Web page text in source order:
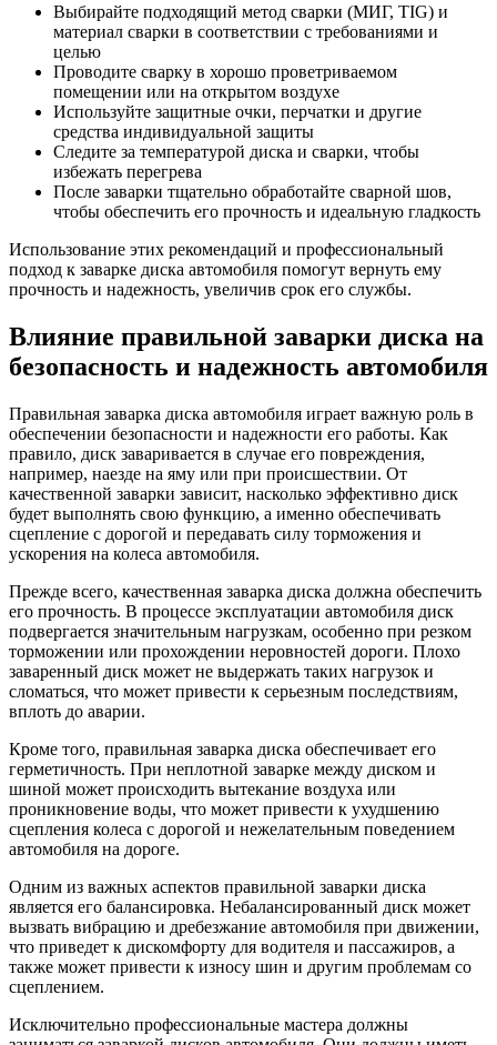
Выбирайте подходящий метод сварки (МИГ, TIG) и
материал сварки в соответствии с требованиями и
целью
Проводите сварку в хорошо проветриваемом
помещении или на открытом воздухе
Используйте защитные очки, перчатки и другие
средства индивидуальной защиты
Следите за температурой диска и сварки, чтобы
избежать перегрева
После заварки тщательно обработайте сварной шов,
чтобы обеспечить его прочность и идеальную гладкость
Использование этих рекомендаций и профессиональный
подход к заварке диска автомобиля помогут вернуть ему
прочность и надежность, увеличив срок его службы.
Влияние правильной заварки диска на
безопасность и надежность автомобиля
Правильная заварка диска автомобиля играет важную роль в
обеспечении безопасности и надежности его работы. Как
правило, диск заваривается в случае его повреждения,
например, наезде на яму или при происшествии. От
качественной заварки зависит, насколько эффективно диск
будет выполнять свою функцию, а именно обеспечивать
сцепление с дорогой и передавать силу торможения и
ускорения на колеса автомобиля.
Прежде всего, качественная заварка диска должна обеспечить
его прочность. В процессе эксплуатации автомобиля диск
подвергается значительным нагрузкам, особенно при резком
торможении или прохождении неровностей дороги. Плохо
заваренный диск может не выдержать таких нагрузок и
сломаться, что может привести к серьезным последствиям,
вплоть до аварии.
Кроме того, правильная заварка диска обеспечивает его
герметичность. При неплотной заварке между диском и
шиной может происходить вытекание воздуха или
проникновение воды, что может привести к ухудшению
сцепления колеса с дорогой и нежелательным поведением
автомобиля на дороге.
Одним из важных аспектов правильной заварки диска
является его балансировка. Небалансированный диск может
вызвать вибрацию и дребезжание автомобиля при движении,
что приведет к дискомфорту для водителя и пассажиров, а
также может привести к износу шин и другим проблемам со
сцеплением.
Исключительно профессиональные мастера должны